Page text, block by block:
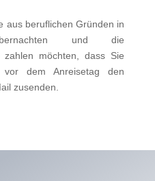
aus beruflichen Gründen in
und die
zahlen möchten, dass Sie
dem Anreisetag den
zusenden.